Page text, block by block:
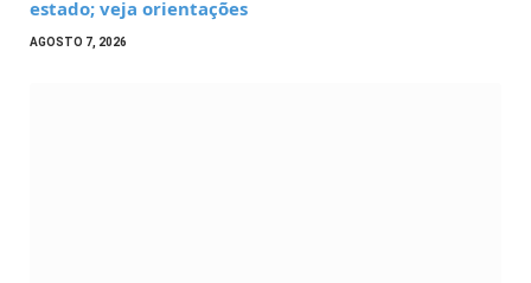
estado; veja orientações
AGOSTO 7, 2026